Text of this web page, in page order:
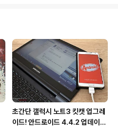
가에 따라 때로
외모까지 출중하
우 막상 이렇게 쓰
오늘 소개하는 책
피플에 관한 이야
초간단 갤럭시 노트3 킷캣 업그레
이드! 안드로이드 4.4.2 업데이트